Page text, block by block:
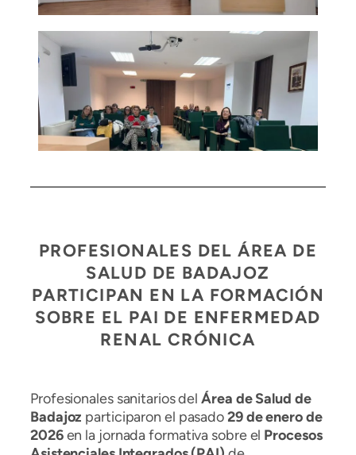
PROFESIONALES DEL ÁREA DE
SALUD DE BADAJOZ
PARTICIPAN EN LA FORMACIÓN
SOBRE EL PAI DE ENFERMEDAD
RENAL CRÓNICA
Profesionales sanitarios delÁrea de Salud de
Badajoz participaron el pasado29 de enero de
2026en la jornada formativa sobre el Procesos